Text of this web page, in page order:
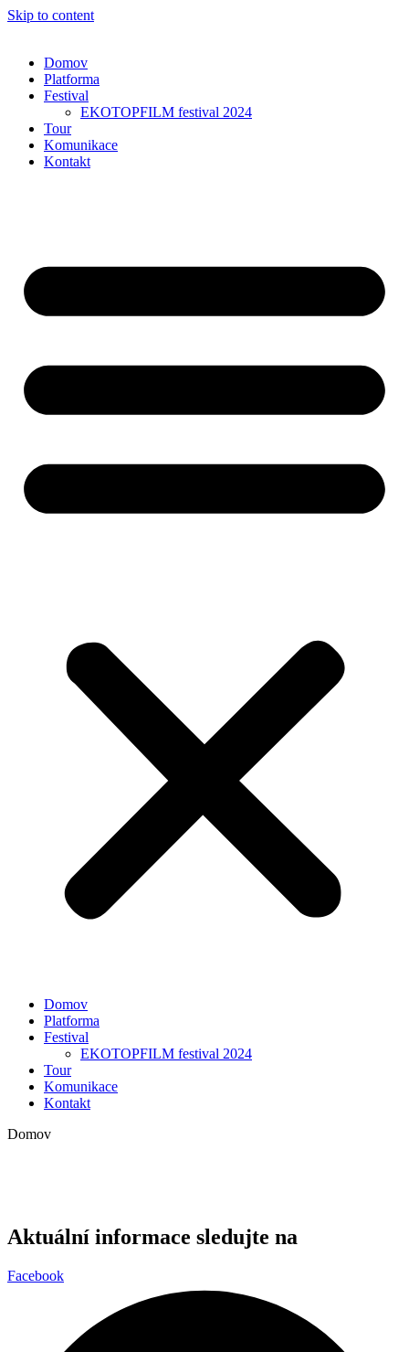
Skip to content
Domov
Platforma
Festival
EKOTOPFILM festival 2024
Tour
Komunikace
Kontakt
Domov
Platforma
Festival
EKOTOPFILM festival 2024
Tour
Komunikace
Kontakt
Domov
Aktuální informace sledujte na
Facebook